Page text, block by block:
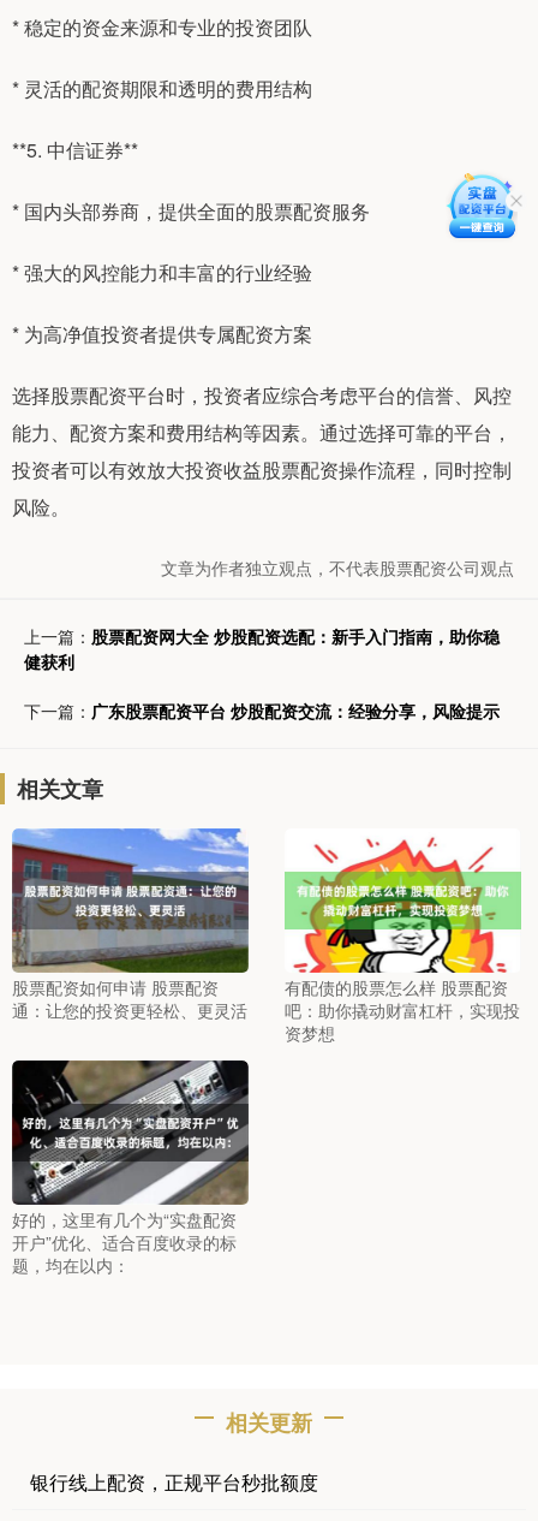
* 稳定的资金来源和专业的投资团队
* 灵活的配资期限和透明的费用结构
**5. 中信证券**
* 国内头部券商，提供全面的股票配资服务
* 强大的风控能力和丰富的行业经验
* 为高净值投资者提供专属配资方案
选择股票配资平台时，投资者应综合考虑平台的信誉、风控
能力、配资方案和费用结构等因素。通过选择可靠的平台，
投资者可以有效放大投资收益股票配资操作流程，同时控制
风险。
文章为作者独立观点，不代表股票配资公司观点
上一篇： 股票配资网大全 炒股配资选配：新手入门指南，助你稳
健获利
下一篇： 广东股票配资平台 炒股配资交流：经验分享，风险提示
相关文章
股票配资如何申请 股票配资
通：让您的投资更轻松、更灵活
有配债的股票怎么样 股票配资
吧：助你撬动财富杠杆，实现投
资梦想
好的，这里有几个为“实盘配资
开户”优化、适合百度收录的标
题，均在以内：
相关更新
银行线上配资，正规平台秒批额度